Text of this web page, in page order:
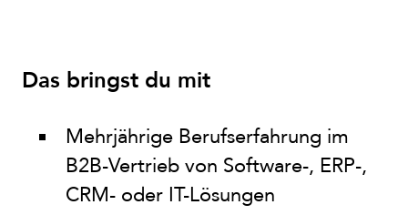
Das bringst du mit
Mehrjährige Berufserfahrung im
B2B-Vertrieb von Software-, ERP-,
CRM- oder IT-Lösungen